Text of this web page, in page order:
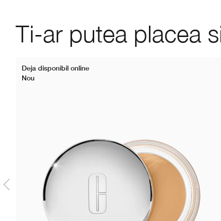
Ti-ar putea placea
Deja disponibil online
Nou